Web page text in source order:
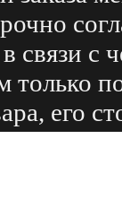
связи
только
его